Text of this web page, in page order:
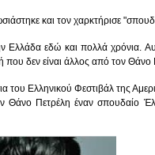
και τον χαρκτήρισε
Ελλάδα εδώ και πολλά
που δεν είναι άλλος από τον Θάνο
Ελληνικού Φεστιβάλ της
Πετρέλη έναν σπουδαίο